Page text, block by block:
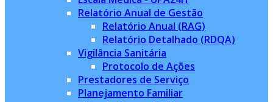
Relatório Anual de Gestão
Relatório Anual (RAG)
Relatório Detalhado (RDQA)
Vigilância Sanitária
Protocolo de Ações
Prestadores de Serviço
Planejamento Familiar